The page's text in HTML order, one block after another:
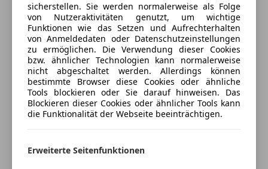
Geschwindigkeits-begrenzungsanlage
Isofix
Kopfairbag
Müdigkeitswarnsystem
Reifendruckkontrollsystem
Servolenkung
Spurhalteassistent
Tagfahrlicht
Wegfahrsperre
-Fahrassistenz-System: Notbrems-Assistent
-Fahrassistenz-System: Spurhalteassistent
-Fahrassistenz-System: Verkehrszeichenerkennung
-Farbdisplay (3,5 Zoll)
-Getriebe Automatik - mit Start-/Stop (8-Stufen)
-Heckklappe verglast
-Karosserie: 5-türig
-Kopf-Airbag-System
-Lendenwirbelstütze Sitz vorn links
mit Multifunktion
Jetzt berechnen
Verkäufer Händler
The Gallery Autohandel GmbH
Anbieter auf AutoScout24 seit 2020
sicherstellen. Sie werden normalerweise als Folge
von Nutzeraktivitäten genutzt, um wichtige
Funktionen wie das Setzen und Aufrechterhalten
von Anmeldedaten oder Datenschutzeinstellungen
zu ermöglichen. Die Verwendung dieser Cookies
bzw. ähnlicher Technologien kann normalerweise
nicht abgeschaltet werden. Allerdings können
bestimmte Browser diese Cookies oder ähnliche
Tools blockieren oder Sie darauf hinweisen. Das
Blockieren dieser Cookies oder ähnlicher Tools kann
die Funktionalität der Webseite beeinträchtigen.
Erweiterte Seitenfunktionen